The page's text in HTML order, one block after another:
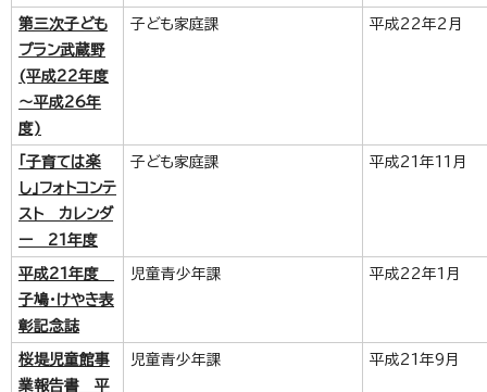
第三次子ども
プラン武蔵野
(平成22年度
～平成26年
度)
子ども家庭課 平成22年2月
「子育ては楽
し」フォトコンテ
スト カレンダ
ー 21年度
子ども家庭課 平成21年11月
平成21年度
子鳩・けやき表
彰記念誌
児童青少年課 平成22年1月
桜堤児童館事
業報告書 平
児童青少年課 平成21年9月